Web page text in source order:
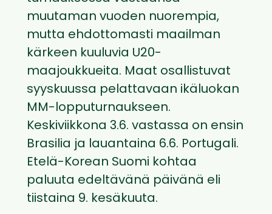
muutaman vuoden nuorempia,
mutta ehdottomasti maailman
kärkeen kuuluvia U20-
maajoukkueita. Maat osallistuvat
syyskuussa pelattavaan ikäluokan
MM-lopputurnaukseen.
Keskiviikkona 3.6. vastassa on ensin
Brasilia ja lauantaina 6.6. Portugali.
Etelä-Korean Suomi kohtaa
paluuta edeltävänä päivänä eli
tiistaina 9. kesäkuuta.